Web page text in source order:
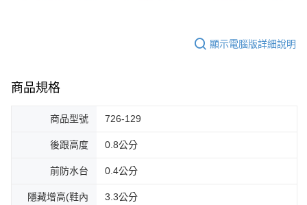
顯示電腦版詳細說明
商品規格
商品型號 726-129
後跟高度 0.8公分
前防水台 0.4公分
隱藏增高(鞋內
3.3公分